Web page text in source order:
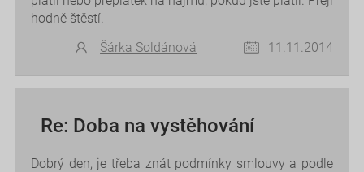
hodně štěstí.
Šárka Soldánová
11.11.2014
Re: Doba na vystěhování
Dobrý den, je třeba znát podmínky smlouvy a podle